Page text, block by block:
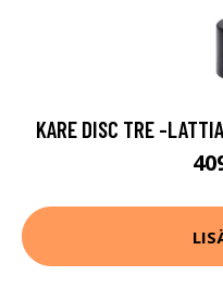
KARE DISC TRE -